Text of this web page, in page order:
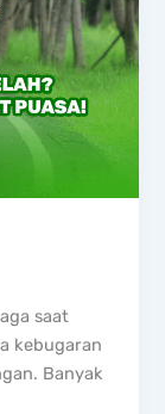
saat
kebugaran
Banyak